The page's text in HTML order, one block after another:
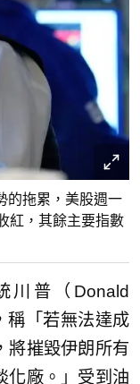
的拖累，美股週一
紅，其餘主要指數
川普（Donald
稱「若無法達成
將摧毀伊朗所有
化廠。」受到油